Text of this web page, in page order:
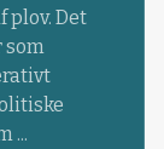
plov. Det
som
...